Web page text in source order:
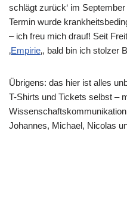
schlägt zurück‘ im
Termin wurde
– ich freu mich drauf! Seit
‚Empirie‚, bald bin ich stolzer
Übrigens: das hier ist alles
T-Shirts und Tickets selbst –
Johannes, Michael, Nicolas